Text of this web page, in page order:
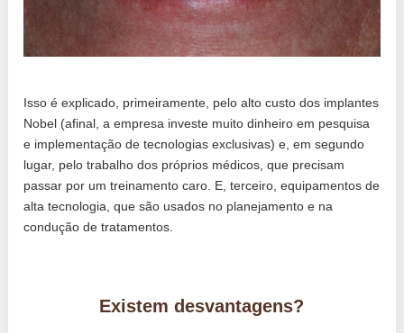
Isso é explicado, primeiramente, pelo alto custo dos implantes
Nobel (afinal, a empresa investe muito dinheiro em pesquisa
e implementação de tecnologias exclusivas) e, em segundo
lugar, pelo trabalho dos próprios médicos, que precisam
passar por um treinamento caro. E, terceiro, equipamentos de
alta tecnologia, que são usados ​​no planejamento e na
condução de tratamentos.
Existem desvantagens?